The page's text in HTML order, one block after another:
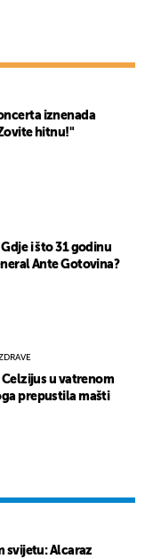
iznenada
hitnu!"
i što 31 godinu
Ante Gotovina?
u vatrenom
prepustila mašti
svijetu: Alcaraz